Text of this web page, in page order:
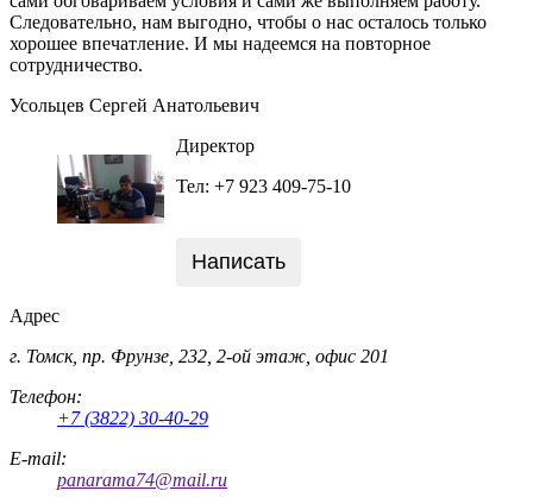
Следовательно, нам выгодно, чтобы о нас осталось только
хорошее впечатление. И мы надеемся на повторное
сотрудничество.
Усольцев Сергей Анатольевич
Директор
Тел: +7 923 409-75-10
Написать
Адрес
г. Томск, пр. Фрунзе, 232, 2-ой этаж, офис 201
Телефон:
+7 (3822) 30-40-29
E-mail:
panarama74@mail.ru